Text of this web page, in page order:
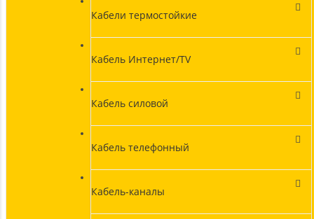
Кабели термостойкие
Кабель Интернет/TV
Кабель силовой
Кабель телефонный
Кабель-каналы